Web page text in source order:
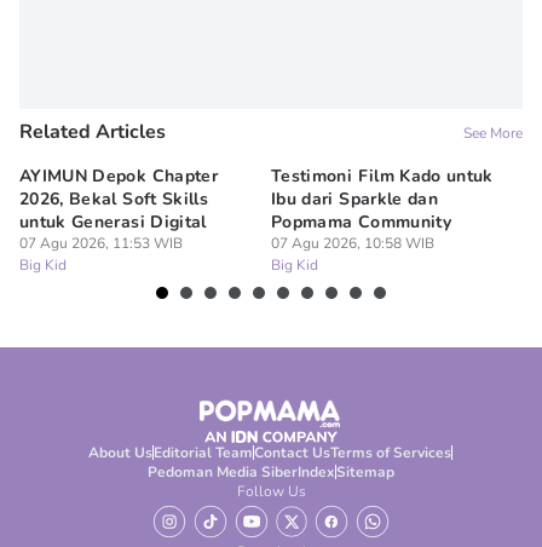
Related Articles See More
AYIMUN Depok Chapter
2026, Bekal Soft Skills
untuk Generasi Digital
07 Agu 2026, 11:53 WIB
Big Kid
Testimoni Film Kado untuk
Ibu dari Sparkle dan
Popmama Community
07 Agu 2026, 10:58 WIB
Big Kid
About UsEditorial TeamContact UsTerms of Services
Pedoman Media SiberIndexSitemap
Follow Us